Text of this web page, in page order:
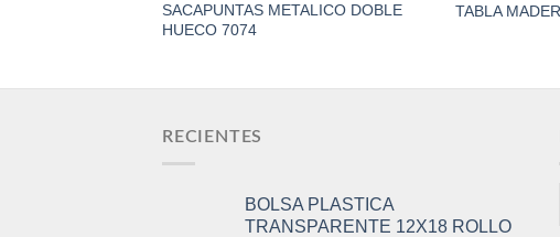
SACAPUNTAS METALICO DOBLE
HUECO 7074
TABLA
RECIENTES
BOLSA PLASTICA
TRANSPARENTE 12X18 ROLLO